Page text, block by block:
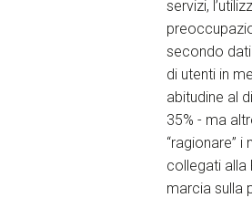
servizi,
secondo dati
di utenti in
abitudine al
35% - ma
“ragionare”
collegati alla
marcia sulla